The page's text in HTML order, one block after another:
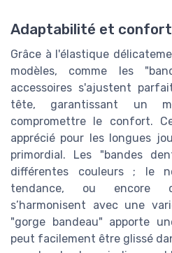
Adaptabilité et confort
Grâce à l'élastique
modèles, comme les
accessoires s'ajustent
tête, garantissant un
compromettre le confort.
apprécié pour les longues
primordial. Les "bandes
différentes couleurs ; le
tendance, ou encore
s’harmonisent avec une
"gorge bandeau" apporte
peut facilement être glissé